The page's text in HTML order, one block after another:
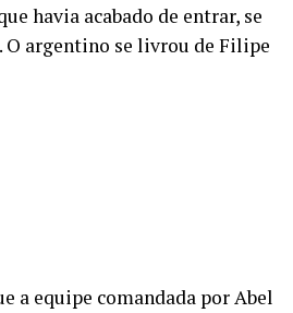
havia acabado de entrar, se
O argentino se livrou de Filipe
a equipe comandada por Abel